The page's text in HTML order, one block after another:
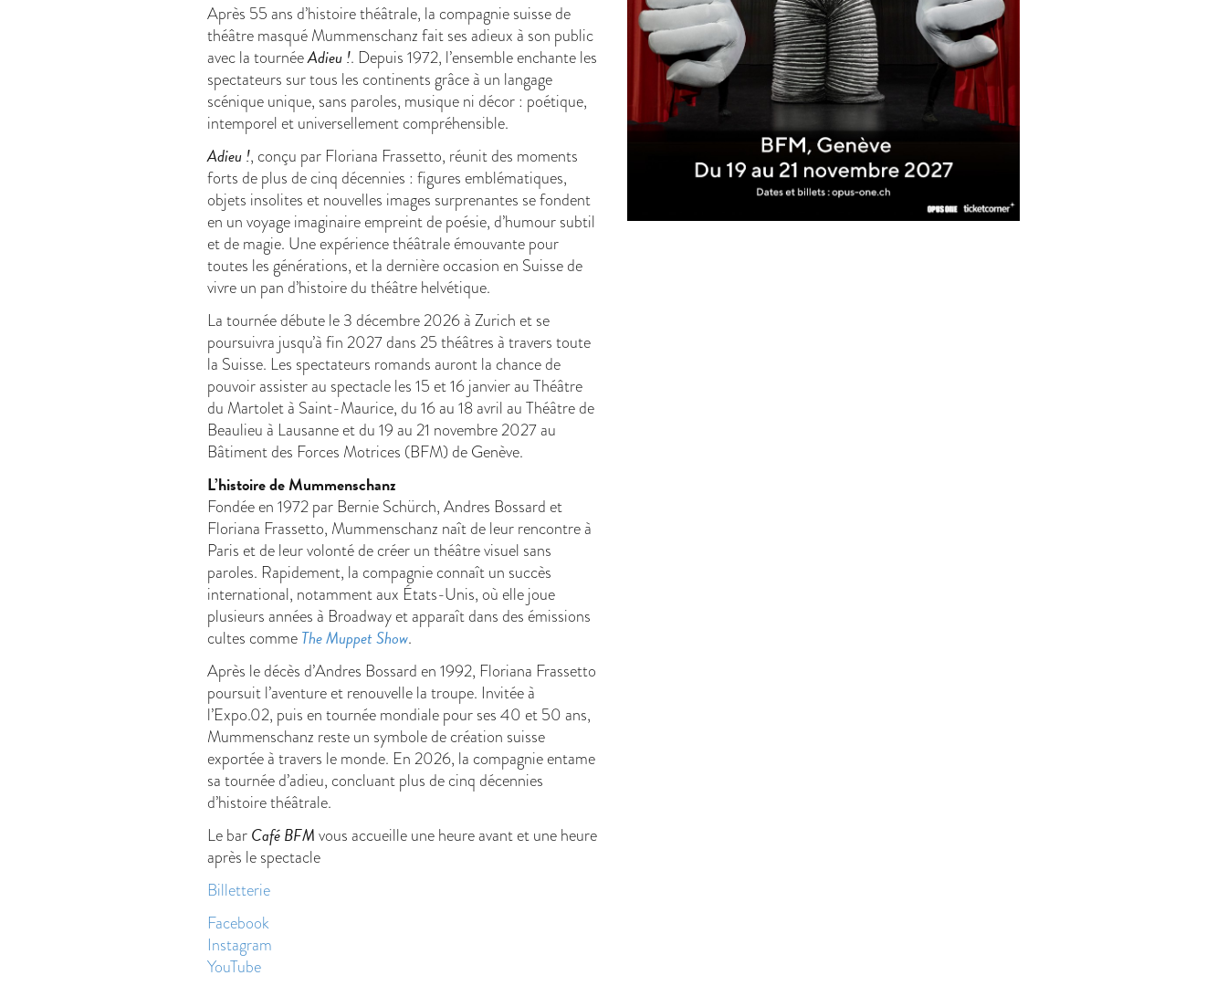
Après 55 ans d’histoire théâtrale, la compagnie suisse de
théâtre masqué Mummenschanz fait ses adieux à son public
avec la tournéeAdieu !. Depuis 1972, l’ensemble enchante les
spectateurs sur tous les continents grâce à un langage
scénique unique, sans paroles, musique ni décor : poétique,
intemporel et universellement compréhensible.
Adieu !, conçu par Floriana Frassetto, réunit des moments
forts de plus de cinq décennies : figures emblématiques,
objets insolites et nouvelles images surprenantes se fondent
en un voyage imaginaire empreint de poésie, d’humour subtil
et de magie. Une expérience théâtrale émouvante pour
toutes les générations, et la dernière occasion en Suisse de
vivre un pan d’histoire du théâtre helvétique.
La tournée débute le 3 décembre 2026 à Zurich et se
poursuivra jusqu’à fin 2027 dans 25 théâtres à travers toute
la Suisse. Les spectateurs romands auront la chance de
pouvoir assister au spectacle les 15 et 16 janvier au Théâtre
du Martolet à Saint-Maurice, du 16 au 18 avril au Théâtre de
Beaulieu à Lausanne et du 19 au 21 novembre 2027 au
Bâtiment des Forces Motrices (BFM) de Genève.
L’histoire de Mummenschanz
Fondée en 1972 par Bernie Schürch, Andres Bossard et
Floriana Frassetto, Mummenschanz naît de leur rencontre à
Paris et de leur volonté de créer un théâtre visuel sans
paroles. Rapidement, la compagnie connaît un succès
international, notamment aux États-Unis, où elle joue
plusieurs années à Broadway et apparaît dans des émissions
cultes comme The Muppet Show.
Après le décès d’Andres Bossard en 1992, Floriana Frassetto
poursuit l’aventure et renouvelle la troupe. Invitée à
l’Expo.02, puis en tournée mondiale pour ses 40 et 50 ans,
Mummenschanz reste un symbole de création suisse
exportée à travers le monde. En 2026, la compagnie entame
sa tournée d’adieu, concluant plus de cinq décennies
d’histoire théâtrale.
Le bar Café BFM vous accueille une heure avant et une heure
après le spectacle
Billetterie
Facebook
Instagram
YouTube